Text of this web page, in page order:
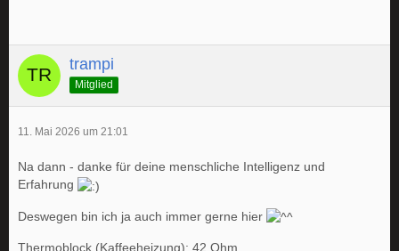
trampi
Mitglied
11. Mai 2026 um 21:01
Na dann - danke für deine menschliche Intelligenz und
Erfahrung
Deswegen bin ich ja auch immer gerne hier
Thermoblock (Kaffeeheizung): 42 Ohm